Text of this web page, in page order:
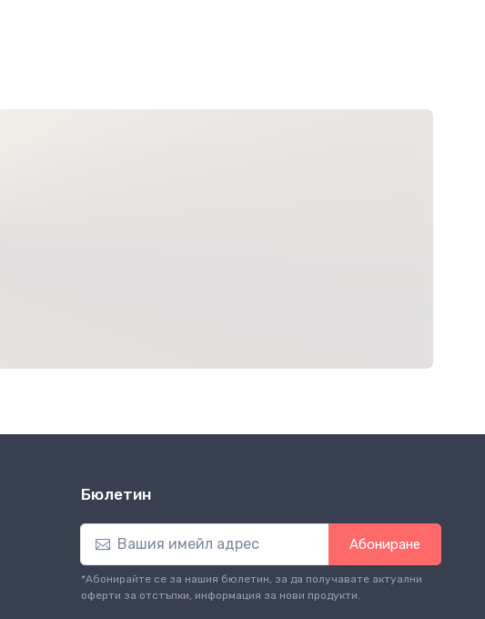
Бюлетин
Абониране
*Абонирайте се за нашия бюлетин, за да получавате актуални
оферти за отстъпки, информация за нови продукти.